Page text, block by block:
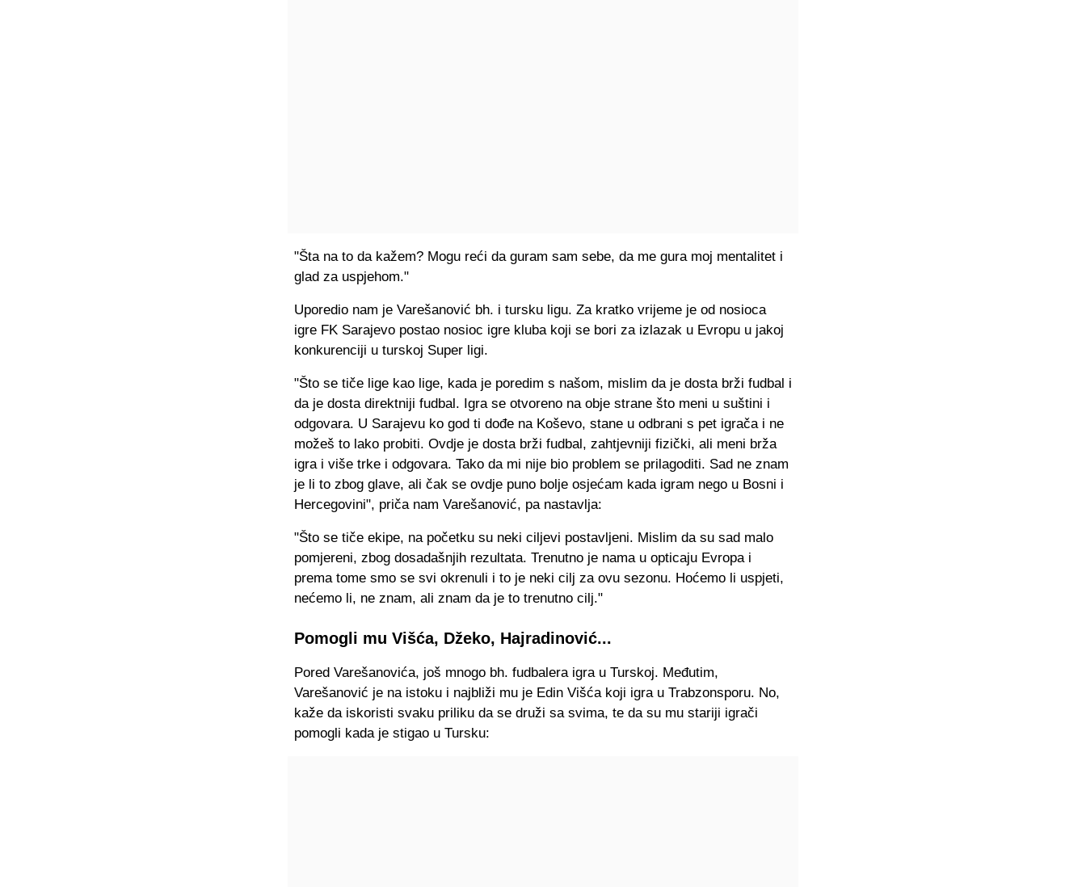
"Šta na to da kažem? Mogu reći da guram sam sebe, da me gura moj mentalitet i
glad za uspjehom."
Uporedio nam je Varešanović bh. i tursku ligu. Za kratko vrijeme je od nosioca
igre FK Sarajevo postao nosioc igre kluba koji se bori za izlazak u Evropu u jakoj
konkurenciji u turskoj Super ligi.
"Što se tiče lige kao lige, kada je poredim s našom, mislim da je dosta brži fudbal i
da je dosta direktniji fudbal. Igra se otvoreno na obje strane što meni u suštini i
odgovara. U Sarajevu ko god ti dođe na Koševo, stane u odbrani s pet igrača i ne
možeš to lako probiti. Ovdje je dosta brži fudbal, zahtjevniji fizički, ali meni brža
igra i više trke i odgovara. Tako da mi nije bio problem se prilagoditi. Sad ne znam
je li to zbog glave, ali čak se ovdje puno bolje osjećam kada igram nego u Bosni i
Hercegovini", priča nam Varešanović, pa nastavlja:
"Što se tiče ekipe, na početku su neki ciljevi postavljeni. Mislim da su sad malo
pomjereni, zbog dosadašnjih rezultata. Trenutno je nama u opticaju Evropa i
prema tome smo se svi okrenuli i to je neki cilj za ovu sezonu. Hoćemo li uspjeti,
nećemo li, ne znam, ali znam da je to trenutno cilj."
Pomogli mu Višća, Džeko, Hajradinović...
Pored Varešanovića, još mnogo bh. fudbalera igra u Turskoj. Međutim,
Varešanović je na istoku i najbliži mu je Edin Višća koji igra u Trabzonsporu. No,
kaže da iskoristi svaku priliku da se druži sa svima, te da su mu stariji igrači
pomogli kada je stigao u Tursku: